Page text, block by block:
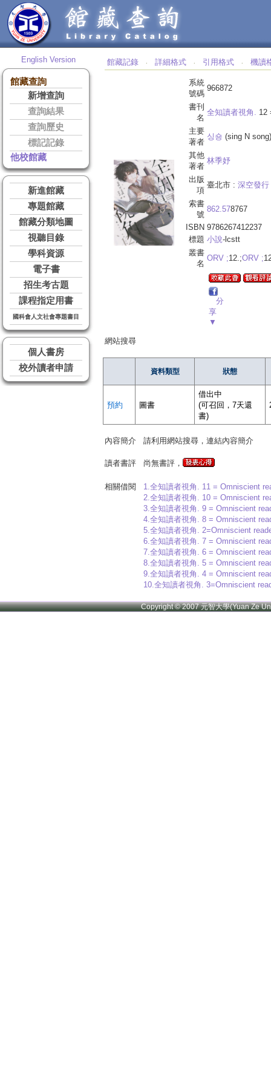
English Version
館藏查詢
新增查詢
查詢結果
查詢歷史
標記記錄
他校館藏
新進館藏
專題館藏
館藏分類地圖
視聽目錄
學科資源
電子書
招生考古題
課程指定用書
國科會人文社會專題書目
個人書房
校外讀者申請
館藏記錄 ‧ 詳細格式 ‧ 引用格式 ‧ 機讀
系統
號碼
966872
書刊
名
全知讀者視角. 12
主要
著者
싱숑 (sing N
其他
著者
林季妤
出版
項
臺北市 : 深空發行
索書
號
862.578767
ISBN 9786267412237
標題 小說-lcstt
叢書
名
ORV ;12.;ORV ;
分
享
▼
網站搜尋
資料類型 狀態
預約 圖書
借出中
(可召回，7天還
書)
內容簡介 請利用網站搜尋，連結內容簡介
讀者書評 尚無書評，
相關借閱
1.全知讀者視角. 11 = Omniscient
2.全知讀者視角. 10 = Omniscient
3.全知讀者視角. 9 = Omniscient
4.全知讀者視角. 8 = Omniscient
5.全知讀者視角. 2=Omniscient
6.全知讀者視角. 7 = Omniscient
7.全知讀者視角. 6 = Omniscient
8.全知讀者視角. 5 = Omniscient
9.全知讀者視角. 4 = Omniscient
10.全知讀者視角. 3=Omniscient
Copyright © 2007 元智大學(Yuan Ze